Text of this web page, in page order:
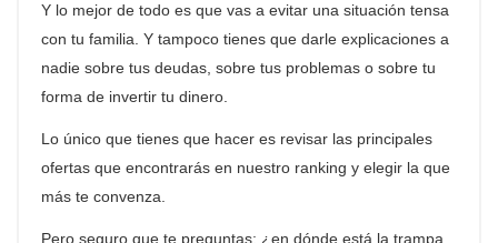
Y lo mejor de todo es que vas a evitar una situación tensa
con tu familia. Y tampoco tienes que darle explicaciones a
nadie sobre tus deudas, sobre tus problemas o sobre tu
forma de invertir tu dinero.
Lo único que tienes que hacer es revisar las principales
ofertas que encontrarás en nuestro ranking y elegir la que
más te convenza.
Pero seguro que te preguntas: ¿en dónde está la trampa